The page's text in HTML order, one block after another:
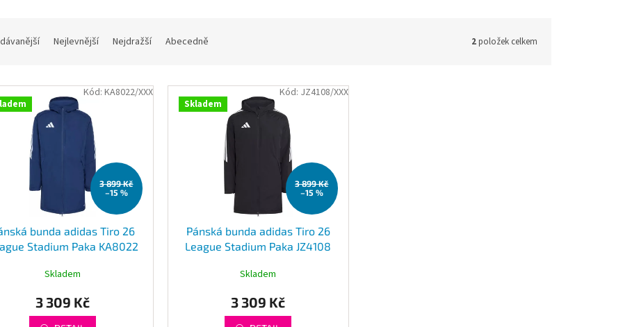
Nejlevnější Nejdražší Abecedně 2položek celkem
3 899 Kč
–15 %
bunda adidas Tiro 26
Stadium Paka KA8022
Skladem
3 309 Kč
Kód: KA8022/XXX
Skladem
3 899 Kč
–15 %
Pánská bunda adidas Tiro 26
League Stadium Paka JZ4108
Skladem
3 309 Kč
Kód: JZ4108/XXX